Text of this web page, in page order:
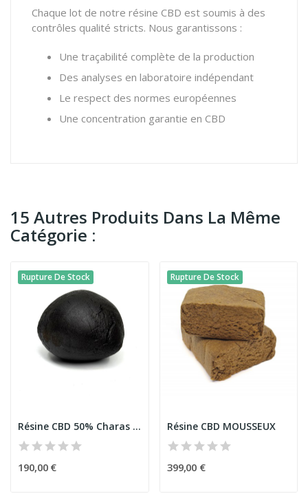
Chaque lot de notre résine CBD est soumis à des
contrôles qualité stricts. Nous garantissons :
Une traçabilité complète de la production
Des analyses en laboratoire indépendant
Le respect des normes européennes
Une concentration garantie en CBD
15 Autres Produits Dans La Même
Catégorie :
Rupture De Stock
Résine CBD 50% Charas Limoncello 100g
190,00 €
Rupture De Stock
Résine CBD MOUSSEUX
399,00 €